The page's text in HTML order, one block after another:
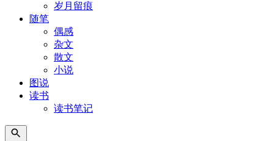
岁月留痕
随笔
偶感
杂文
散文
小说
图说
读书
读书笔记